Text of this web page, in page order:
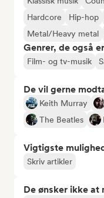
Hardcore
Hip-hop
Metal/Heavy metal
Genrer, de også
Film- og tv-musik
De vil gerne
Keith Murray
The Beatles
Vigtigste
Skriv artikler
De ønsker ikke at